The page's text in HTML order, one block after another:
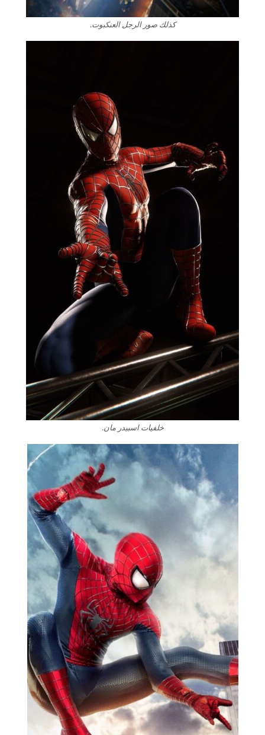
كذلك صور الرجل العنكبوت.
خلفيات اسبيدر مان.